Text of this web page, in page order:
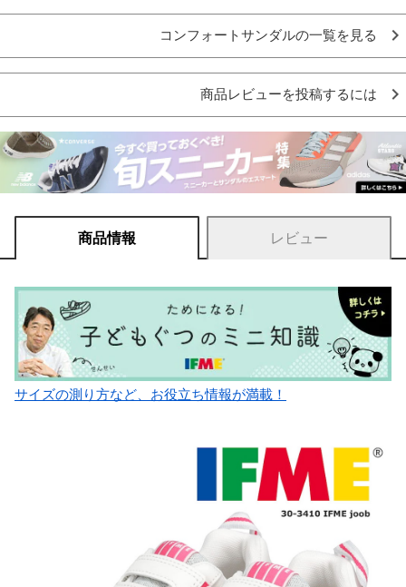
コンフォートサンダルの一覧を見る
商品レビューを投稿するには
商品情報 レビュー
サイズの測り方など、お役立ち情報が満載！